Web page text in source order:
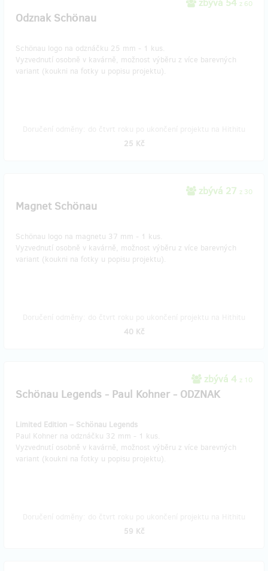
zbývá 54 z 60
Odznak Schönau
Schönau logo na odznáčku 25 mm - 1 kus.
Vyzvednutí osobně v kavárně, možnost výběru z více barevných
variant (koukni na fotky u popisu projektu).
25 Kč
zbývá 27 z 30
Magnet Schönau
Schönau logo na magnetu 37 mm - 1 kus.
Vyzvednutí osobně v kavárně, možnost výběru z více barevných
variant (koukni na fotky u popisu projektu).
40 Kč
zbývá 4 z 10
Schönau Legends - Paul Kohner - ODZNAK
Limited Edition – Schönau Legends
Paul Kohner na odznáčku 32 mm - 1 kus.
Vyzvednutí osobně v kavárně, možnost výběru z více barevných
variant (koukni na fotky u popisu projektu).
59 Kč